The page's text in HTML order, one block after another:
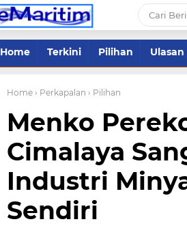
Home Terkini Pilihan Ulasan
Home › Perkapalan › Pilihan
Menko
Cimalaya
Industri
Sendiri